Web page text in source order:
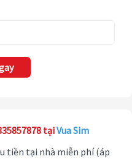
tạiVua Sim
tiền tại nhà miễn phí (áp